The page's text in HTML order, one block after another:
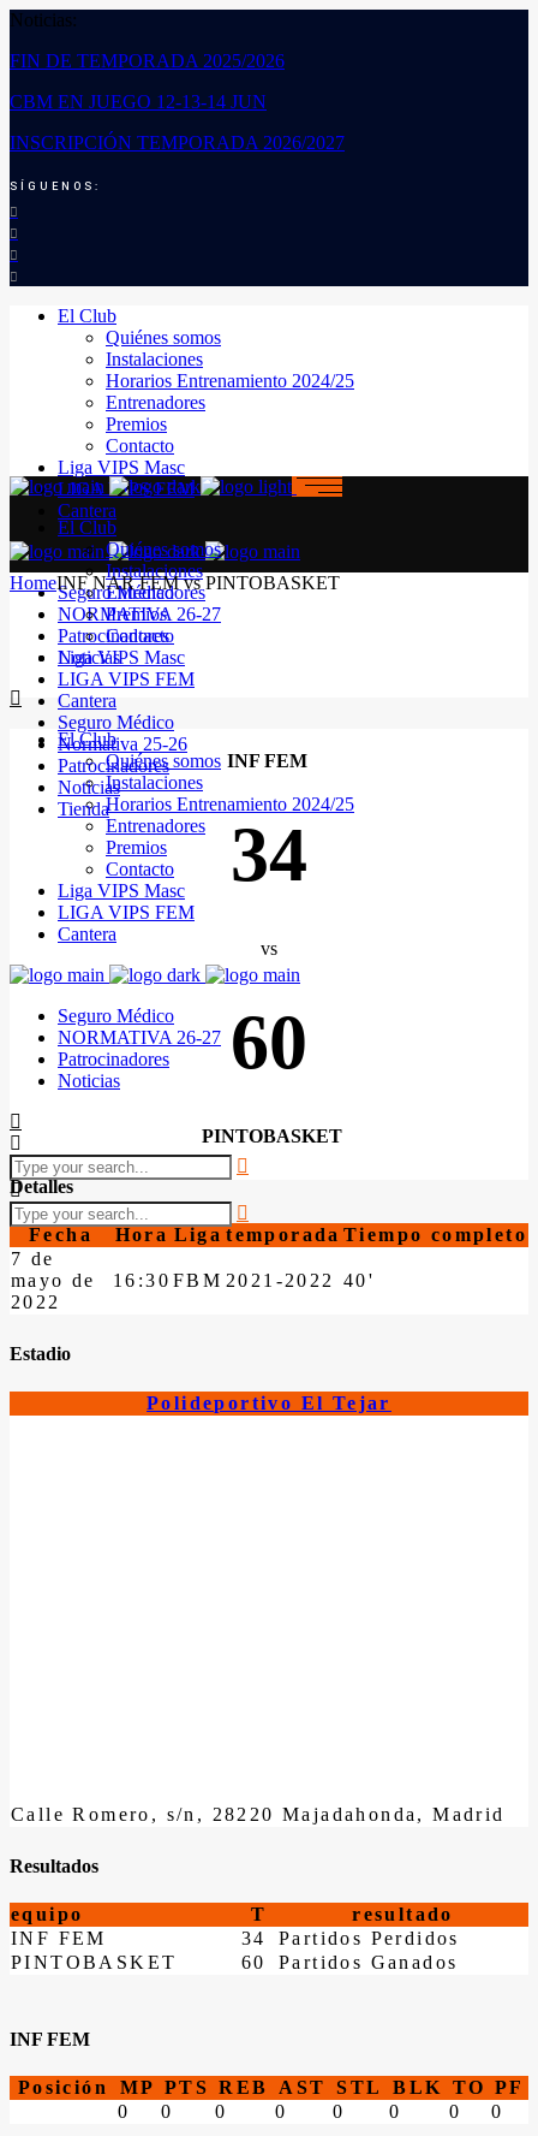
Noticias:
FIN DE TEMPORADA 2025/2026
CBM EN JUEGO 12-13-14 JUN
INSCRIPCIÓN TEMPORADA 2026/2027
SÍGUENOS:
El Club
Quiénes somos
Instalaciones
Horarios Entrenamiento 2024/25
Entrenadores
Premios
Contacto
Liga VIPS Masc
LIGA VIPS FEM
Cantera
Seguro Médico
NORMATIVA 26-27
Patrocinadores
Noticias
El Club
Quiénes somos
Instalaciones
Horarios Entrenamiento 2024/25
Entrenadores
Premios
Contacto
Liga VIPS Masc
LIGA VIPS FEM
Cantera
Seguro Médico
NORMATIVA 26-27
Patrocinadores
Noticias
El Club
Quiénes somos
Instalaciones
Entrenadores
Premios
Contacto
Liga VIPS Masc
LIGA VIPS FEM
Cantera
Seguro Médico
Normativa 25-26
Patrocinadores
Noticias
Tienda
HomeINF NAR FEM vs PINTOBASKET
INF FEM
34
vs
60
PINTOBASKET
Detalles
Fecha Hora Liga temporada Tiempo completo
7 de
mayo de
2022
16:30 FBM 2021-2022 40'
Estadio
Polideportivo El Tejar
Calle Romero, s/n, 28220 Majadahonda, Madrid
Resultados
equipo T
resultado
INF FEM
34
Partidos Perdidos
PINTOBASKET
60 Partidos Ganados
INF FEM
Posición MP PTS REB AST STL BLK TO PF
0
0 0 0 0 0 0 0